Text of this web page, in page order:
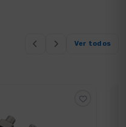
Ver todos